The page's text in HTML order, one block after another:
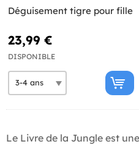
Déguisement tigre pour fille
23,99 €
DISPONIBLE
Le Livre de la Jungle est